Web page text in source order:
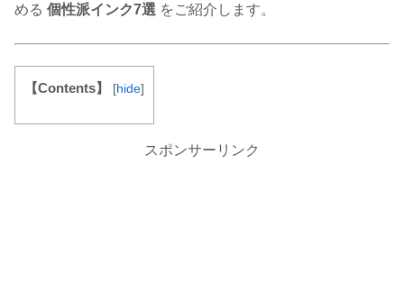
める 個性派インク7選 をご紹介します。
【Contents】 [hide]
スポンサーリンク